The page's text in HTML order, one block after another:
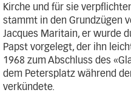
Kirche und für sie
stammt in den Grundzügen
Jacques Maritain, er wurde
Papst vorgelegt, der ihn
1968 zum Abschluss des
dem Petersplatz während
verkündete.